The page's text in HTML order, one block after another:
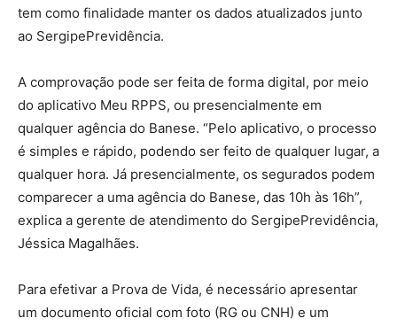
tem como finalidade manter os dados atualizados junto
ao SergipePrevidência.
A comprovação pode ser feita de forma digital, por meio
do aplicativo Meu RPPS, ou presencialmente em
qualquer agência do Banese. “Pelo aplicativo, o processo
é simples e rápido, podendo ser feito de qualquer lugar, a
qualquer hora. Já presencialmente, os segurados podem
comparecer a uma agência do Banese, das 10h às 16h”,
explica a gerente de atendimento do SergipePrevidência,
Jéssica Magalhães.
Para efetivar a Prova de Vida, é necessário apresentar
um documento oficial com foto (RG ou CNH) e um